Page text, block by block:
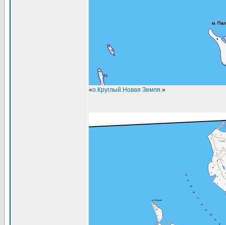
«о.Круглый.Новая Земля.»